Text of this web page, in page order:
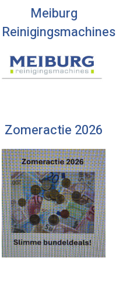
Meiburg
Reinigingsmachines
Zomeractie 2026